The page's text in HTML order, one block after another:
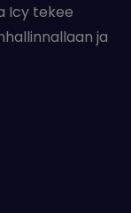
Icy tekee
ja